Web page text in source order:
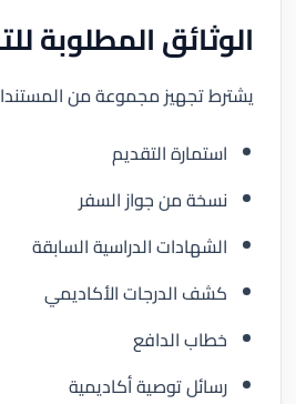
الوثائق المطلوبة
يشترط تجهيز مجموعة من
استمارة التقديم
نسخة من جواز السفر
الشهادات الدراسية السابقة
كشف الدرجات الأكاديمي
خطاب الدافع
رسائل توصية أكاديمية